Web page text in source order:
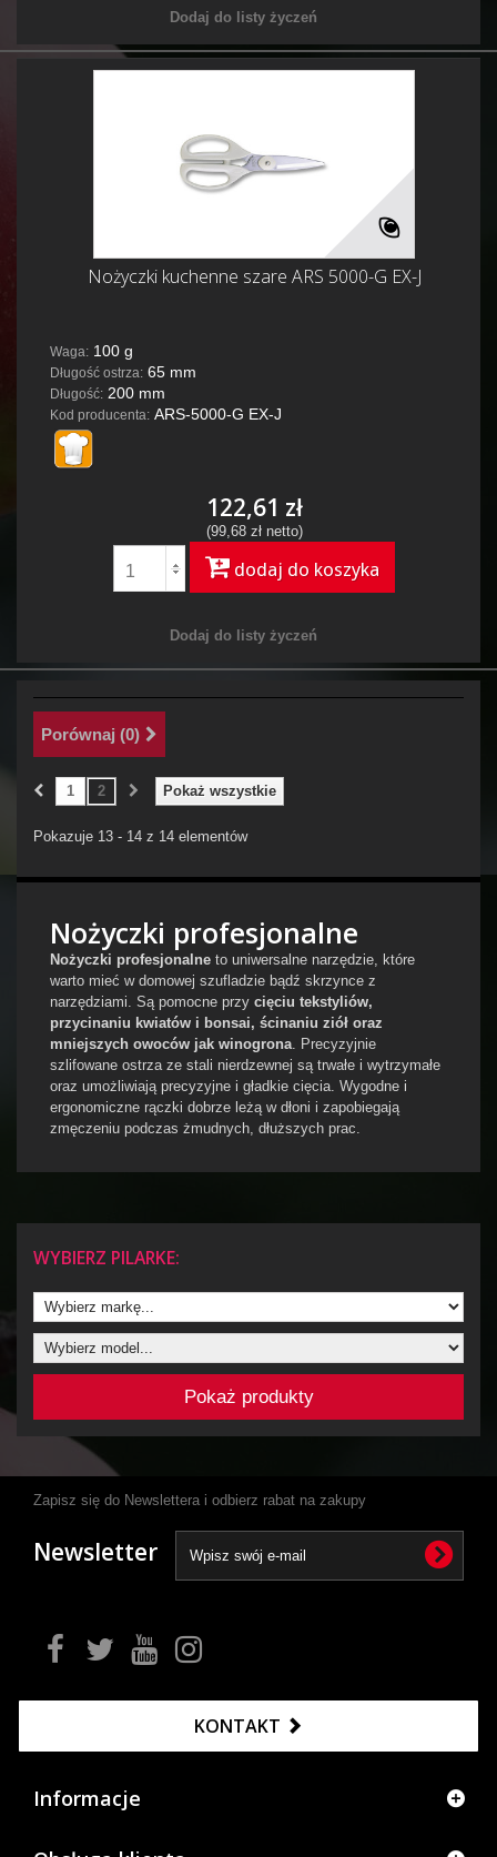
Dodaj do listy życzeń
Nożyczki kuchenne szare ARS 5000-G EX-J
Waga: 100 g
Długość ostrza: 65 mm
Długość: 200 mm
Kod producenta: ARS-5000-G EX-J
122,61 zł
(99,68 zł netto)
dodaj do koszyka
Dodaj do listy życzeń
Porównaj (0)
Pokaż wszystkie
1 2
Pokazuje 13 - 14 z 14 elementów
Nożyczki profesjonalne
Nożyczki profesjonalne to uniwersalne narzędzie, które
warto mieć w domowej szufladzie bądź skrzynce z
narzędziami. Są pomocne przy cięciu tekstyliów,
przycinaniu kwiatów i bonsai, ścinaniu ziół oraz
mniejszych owoców jak winogrona. Precyzyjnie
szlifowane ostrza ze stali nierdzewnej są trwałe i wytrzymałe
oraz umożliwiają precyzyjne i gładkie cięcia. Wygodne i
ergonomiczne rączki dobrze leżą w dłoni i zapobiegają
zmęczeniu podczas żmudnych, dłuższych prac.
WYBIERZ PILARKE:
Pokaż produkty
Zapisz się do Newslettera i odbierz rabat na zakupy
Newsletter
KONTAKT
Informacje